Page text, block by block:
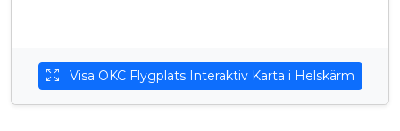
Visa OKC Flygplats Interaktiv Karta i Helskärm